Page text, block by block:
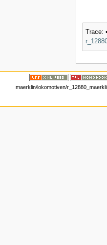
Trace: •
maerklin/lokomotiven/